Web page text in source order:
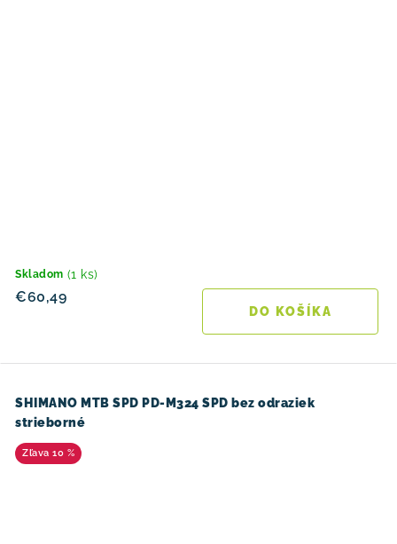
Skladom (1 ks)
€60,49
DO KOŠÍKA
SHIMANO MTB SPD PD-M324 SPD bez odraziek
strieborné
10 %